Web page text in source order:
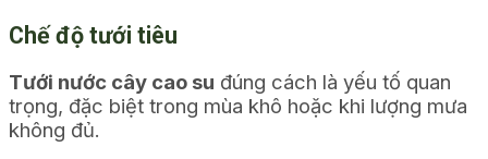
Chế độ tưới tiêu
Tưới nước cây cao su đúng cách là yếu tố quan
trọng, đặc biệt trong mùa khô hoặc khi lượng mưa
không đủ.